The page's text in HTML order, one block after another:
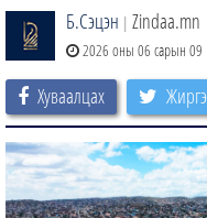
Б.Сэцэн | Zindaa.mn
2026 оны 06 сарын 09
Хуваалцах